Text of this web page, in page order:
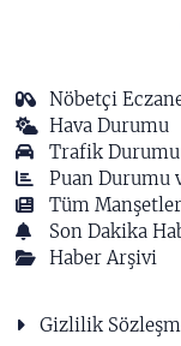
Nöbetçi
Hava Durumu
Trafik Durumu
Puan Durumu
Tüm Manşetler
Son Dakika
Haber Arşivi
Gizlilik